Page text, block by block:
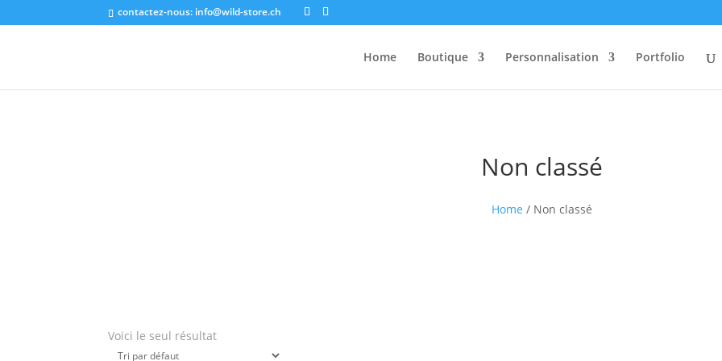
contactez-nous: info@wild-store.ch
Home Boutique Personnalisation Portfolio
Non classé
Home / Non classé
Voici le seul résultat